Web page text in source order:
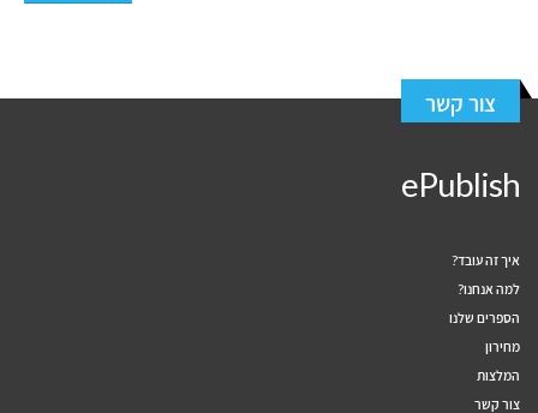
צור קשר
ePublish
איך זה עובד?
למה אנחנו?
הספרים שלנו
מחירון
המלצות
צור קשר